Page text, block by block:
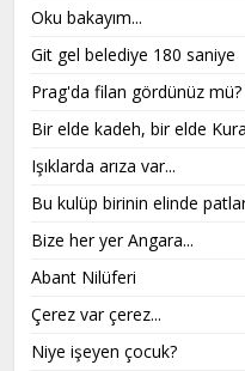
Oku bakayım...
Git gel belediye 180 saniye
Prag'da filan gördünüz mü?
Bir elde kadeh, bir elde
Işıklarda arıza var...
Bu kulüp birinin elinde
Bize her yer Angara...
Abant Nilüferi
Çerez var çerez...
Niye işeyen çocuk?